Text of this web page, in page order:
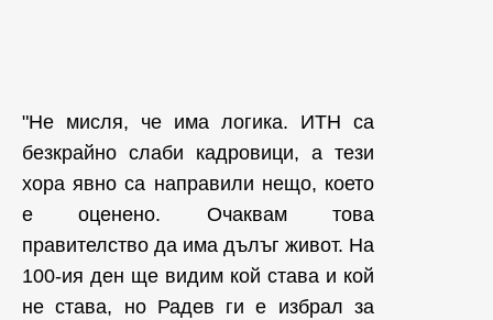
"Не мисля, че има логика. ИТН са
безкрайно слаби кадровици, а тези
хора явно са направили нещо, което
е оценено. Очаквам това
правителство да има дълъг живот. На
100-ия ден ще видим кой става и кой
не става, но Радев ги е избрал за